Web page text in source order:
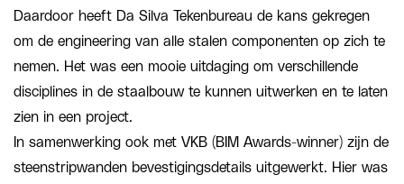
Daardoor heeft Da Silva Tekenbureau de kans gekregen
om de engineering van alle stalen componenten op zich te
nemen. Het was een mooie uitdaging om verschillende
disciplines in de staalbouw te kunnen uitwerken en te laten
zien in een project.
In samenwerking ook met VKB (BIM Awards-winner) zijn de
steenstripwanden bevestigingsdetails uitgewerkt. Hier was